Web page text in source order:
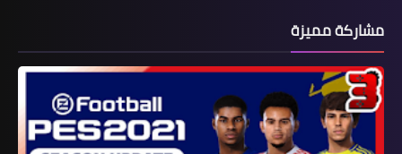
مشاركة مميزة